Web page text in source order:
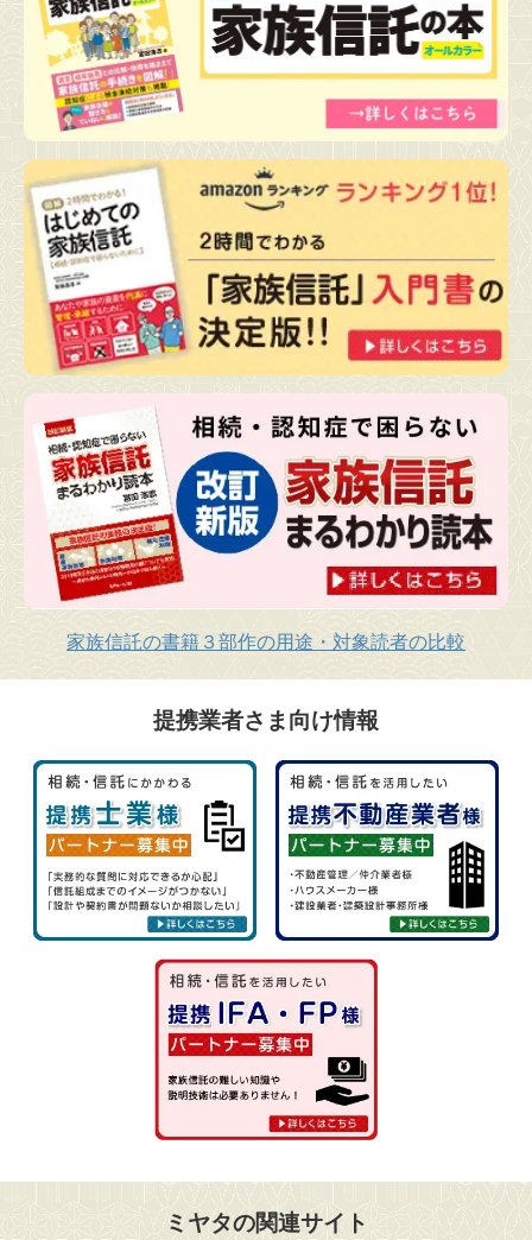
家族信託の書籍３部作の用途・対象読者の比較
提携業者さま向け情報
ミヤタの関連サイト